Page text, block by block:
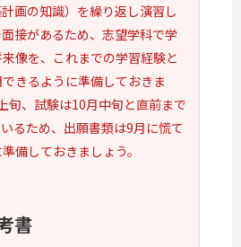
画の知識）を繰り返し演習し
接があるため、志望学科で学
像を、これまでの学習経験と
きるように準備しておきま
旬、試験は10月中旬と直前まで
るため、出願書類は9月に慌て
備しておきましょう。
書